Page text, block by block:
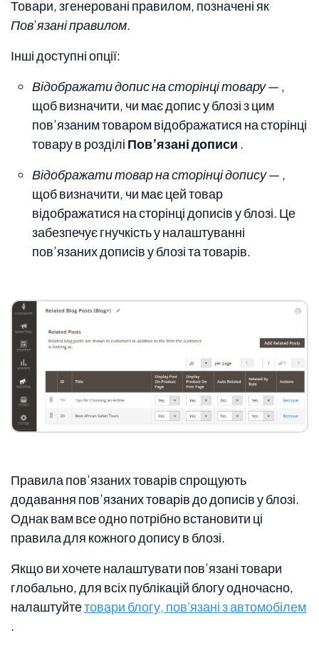
Товари, згенеровані правилом, позначені як
Пов’язані правилом.
Інші доступні опції:
Відображати допис на сторінці товару — ,
щоб визначити, чи має допис у блозі з цим
пов’язаним товаром відображатися на сторінці
товару в розділі Пов’язані дописи .
Відображати товар на сторінці допису — ,
щоб визначити, чи має цей товар
відображатися на сторінці дописів у блозі. Це
забезпечує гнучкість у налаштуванні
пов’язаних дописів у блозі та товарів.
Правила пов’язаних товарів спрощують
додавання пов’язаних товарів до дописів у блозі.
Однак вам все одно потрібно встановити ці
правила для кожного допису в блозі.
Якщо ви хочете налаштувати пов’язані товари
глобально, для всіх публікацій блогу одночасно,
налаштуйтетовари блогу, пов'язані з автомобілем
.